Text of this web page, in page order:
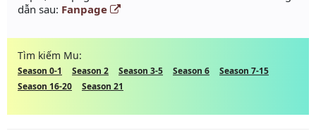
dẫn sau: Fanpage
Tìm kiếm Mu:
Season 0-1 Season 2 Season 3-5 Season 6
Season 7-15
Season 16-20
Season 21